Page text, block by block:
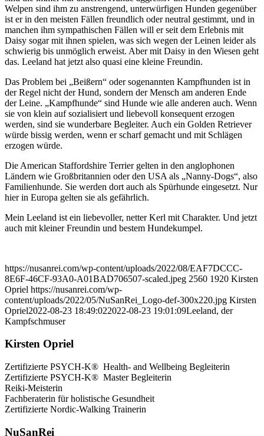
Welpen sind ihm zu anstrengend, unterwürfigen Hunden gegenüber
ist er in den meisten Fällen freundlich oder neutral gestimmt, und in
manchen ihm sympathischen Fällen will er seit dem Erlebnis mit
Daisy sogar mit ihnen spielen, was sich wegen der Leinen leider als
schwierig bis unmöglich erweist. Aber mit Daisy in den Wiesen geht
das. Leeland hat jetzt also quasi eine kleine Freundin.
Das Problem bei „Beißern“ oder sogenannten Kampfhunden ist in
der Regel nicht der Hund, sondern der Mensch am anderen Ende
der Leine. „Kampfhunde“ sind Hunde wie alle anderen auch. Wenn
sie von klein auf sozialisiert und liebevoll konsequent erzogen
werden, sind sie wunderbare Begleiter. Auch ein Golden Retriever
würde bissig werden, wenn er scharf gemacht und mit Schlägen
erzogen würde.
Die American Staffordshire Terrier gelten in den anglophonen
Ländern wie Großbritannien oder den USA als „Nanny-Dogs“, also
Familienhunde. Sie werden dort auch als Spürhunde eingesetzt. Nur
hier in Europa gelten sie als gefährlich.
Mein Leeland ist ein liebevoller, netter Kerl mit Charakter. Und jetzt
auch mit kleiner Freundin und bestem Hundekumpel.
https://nusanrei.com/wp-content/uploads/2022/08/EAF7DCCC-
8E6F-46CF-93A0-A01BAD706507-scaled.jpeg 2560 1920 Kirsten
Opriel https://nusanrei.com/wp-
content/uploads/2022/05/NuSanRei_Logo-def-300x220.jpg Kirsten
Opriel2022-08-23 18:49:022022-08-23 19:01:09Leeland, der
Kampfschmuser
Kirsten Opriel
Zertifizierte PSYCH-K® Health- and Wellbeing Begleiterin
Zertifizierte PSYCH-K® Master Begleiterin
Reiki-Meisterin
Fachberaterin für holistische Gesundheit
Zertifizierte Nordic-Walking Trainerin
NuSanRei